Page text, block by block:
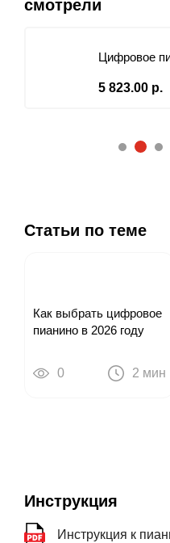
смотрели
Цифровое
5 823.00 р.
1 2 3
Статьи по теме
Как выбрать цифровое
пианино в 2026 году
0 2 мин
Инструкция
Инструкция к